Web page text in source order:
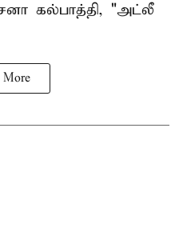
கல்பாத்தி, "அட்லீ